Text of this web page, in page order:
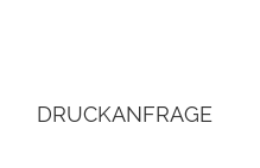
DRUCKANFRAGE